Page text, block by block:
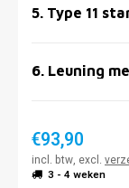
5. Type 11
6. Leuning
€93,90
incl. btw, excl.
3 - 4 weken